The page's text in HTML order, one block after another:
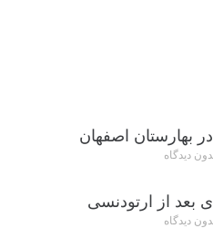
بهارستان اصفهان
دیدگاه
بعد از ارتودنسی
دیدگاه